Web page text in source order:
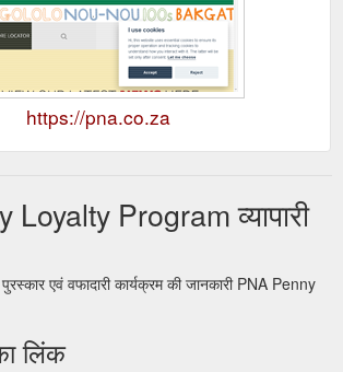
https://pna.co.za
Program व्यापारी
एवं वफादारी कार्यक्रम की जानकारी PNA Penny
लिंक